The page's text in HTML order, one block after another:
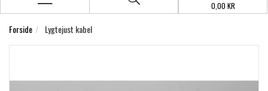
0,00 KR
Forside Lygtejust kabel